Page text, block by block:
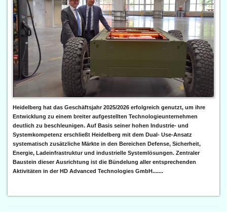
Heidelberg hat das Geschäftsjahr 2025/2026 erfolgreich genutzt, um ihre
Entwicklung zu einem breiter aufgestellten Technologieunternehmen
deutlich zu beschleunigen. Auf Basis seiner hohen Industrie- und
Systemkompetenz erschließt Heidelberg mit dem Dual- Use-Ansatz
systematisch zusätzliche Märkte in den Bereichen Defense, Sicherheit,
Energie, Ladeinfrastruktur und industrielle Systemlösungen. Zentraler
Baustein dieser Ausrichtung ist die Bündelung aller entsprechenden
Aktivitäten in der HD Advanced Technologies GmbH.......